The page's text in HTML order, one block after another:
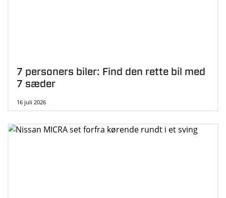
7 personers biler: Find den rette bil med
7 sæder
16 juli 2026